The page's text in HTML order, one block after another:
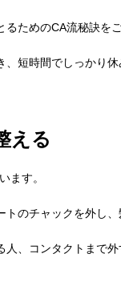
ためのCA流秘訣をご
短時間でしっかり
える
ます。
のチャックを外し
、コンタクトまで